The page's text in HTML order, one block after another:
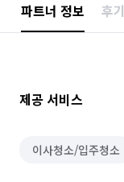
파트너 정보 후기
제공 서비스
이사청소/입주청소